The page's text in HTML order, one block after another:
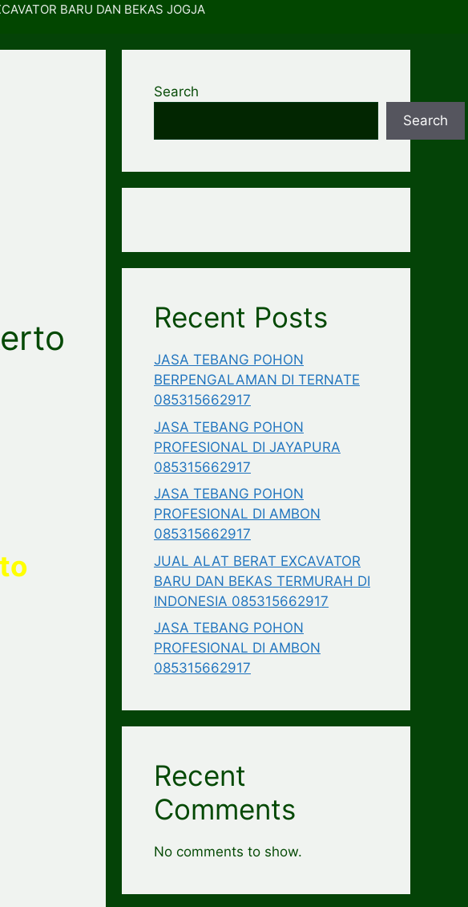
BARU DAN BEKAS JOGJA
Search
Search
Recent Posts
JASA TEBANG POHON
BERPENGALAMAN DI TERNATE
085315662917
JASA TEBANG POHON
PROFESIONAL DI JAYAPURA
085315662917
JASA TEBANG POHON
PROFESIONAL DI AMBON
085315662917
JUAL ALAT BERAT EXCAVATOR
BARU DAN BEKAS TERMURAH DI
INDONESIA 085315662917
JASA TEBANG POHON
PROFESIONAL DI AMBON
085315662917
Recent
Comments
No comments to show.